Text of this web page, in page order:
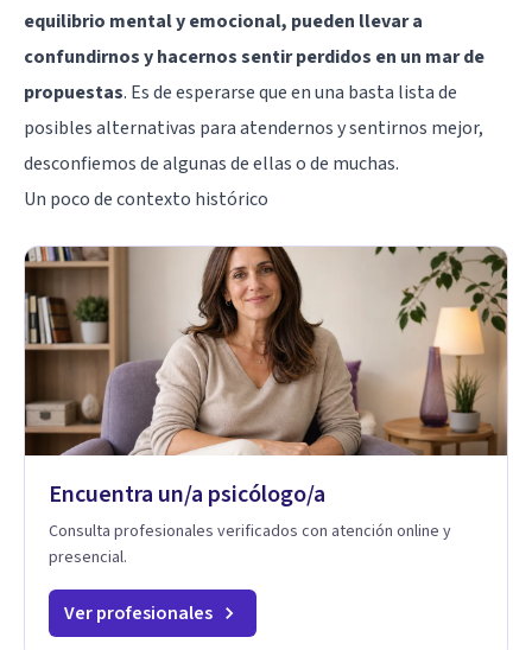
equilibrio mental y emocional, pueden llevar a
confundirnos y hacernos sentir perdidos en un mar de
propuestas. Es de esperarse que en una basta lista de
posibles alternativas para atendernos y sentirnos mejor,
desconfiemos de algunas de ellas o de muchas.
Un poco de contexto histórico
Encuentra un/a psicólogo/a
Consulta profesionales verificados con atención online y
presencial.
Ver profesionales